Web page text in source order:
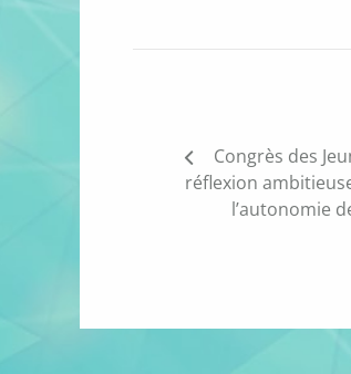
Navigation
l’article
Congrès des
réflexion
l’autonomie